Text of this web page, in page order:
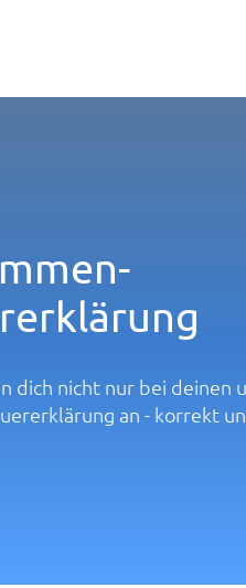
dich nicht nur bei deinen
an - korrekt